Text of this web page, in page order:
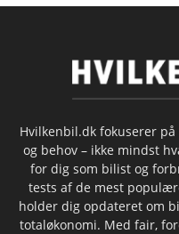
Hvilkenbil.dk fokuserer
og behov – ikke mindst
for dig som bilist og
tests af de mest
holder dig opdateret om
totaløkonomi. Med fair,